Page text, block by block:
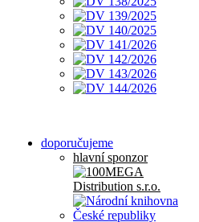
doporučujeme
hlavní sponzor